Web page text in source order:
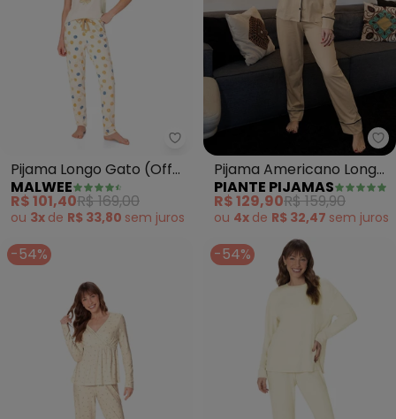
Malwee - Pijama Longo Gato
Pijama Longo Gato (Off
White)
MALWEE
R$ 101,40R$ 169,00
ou 3x de R$ 33,80 sem juros
Pijama Americano Longo
Algodão Filete (Bege
Areia)
PIANTE PIJAMAS
R$ 129,90R$ 159,90
ou 4x de R$ 32,47 sem juros
-54% -54%